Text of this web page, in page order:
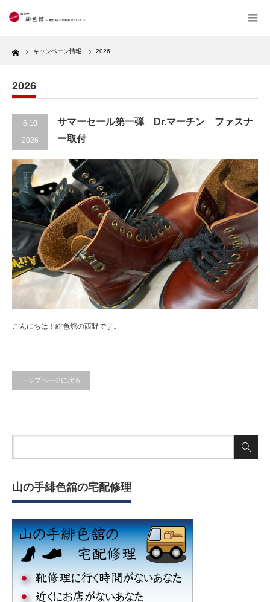
Home キャンペーン情報 2026
2026
6.10
2026
サマーセール第一弾 Dr.マーチン ファスナ
ー取付
こんにちは！緋色舘の西野です。
トップページに戻る
山の手緋色舘の宅配修理